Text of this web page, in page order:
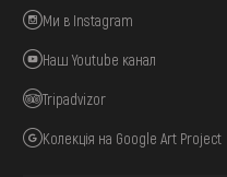
Ми в Instagram
Наш Youtube канал
Tripadvizor
Колекція на Google Art Project